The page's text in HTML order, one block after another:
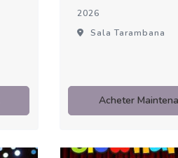
2026
Sala Tarambana
Acheter